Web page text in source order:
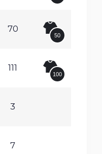
70
50
111
100
3
7